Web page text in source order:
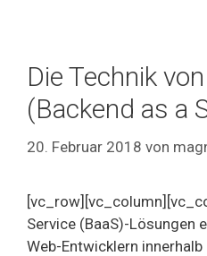
Die Technik
(Backend as a
20. Februar 2018 von
Service (BaaS)-Lösungen
Web-Entwicklern